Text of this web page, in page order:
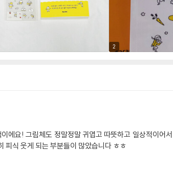
2
에요! 그림체도 정말정말 귀엽고 따뜻하고 일상적이어
식 웃게 되는 부분들이 많았습니다 ㅎㅎ